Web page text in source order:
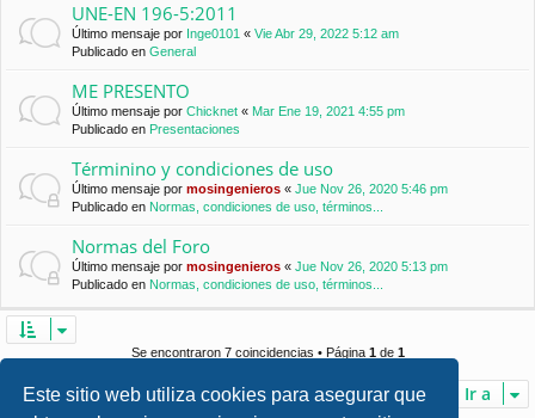
Este sitio web utiliza cookies para asegurar que
UNE-EN 196-5:2011
Último mensaje por Inge0101 « Vie Abr 29, 2022 5:12 am
Publicado en General
ME PRESENTO
Último mensaje por Chicknet « Mar Ene 19, 2021 4:55 pm
Publicado en Presentaciones
Términino y condiciones de uso
Último mensaje por mosingenieros « Jue Nov 26, 2020 5:46 pm
Publicado en Normas, condiciones de uso, términos...
Normas del Foro
Último mensaje por mosingenieros « Jue Nov 26, 2020 5:13 pm
Publicado en Normas, condiciones de uso, términos...
Se encontraron 7 coincidencias • Página 1de 1
Ir a